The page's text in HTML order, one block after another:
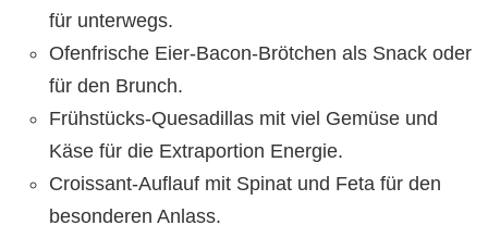
für unterwegs.
Ofenfrische Eier-Bacon-Brötchen als Snack oder
für den Brunch.
Frühstücks-Quesadillas mit viel Gemüse und
Käse für die Extraportion Energie.
Croissant-Auflauf mit Spinat und Feta für den
besonderen Anlass.